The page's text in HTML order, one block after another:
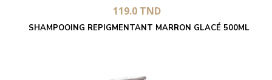
SHAMPOOING REPIGMENTANT MARRON GLACÉ 500ML
119.0 TND